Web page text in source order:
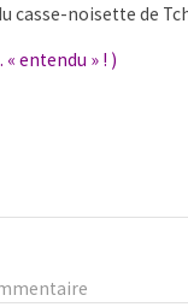
casse-noisette de
entendu » ! )